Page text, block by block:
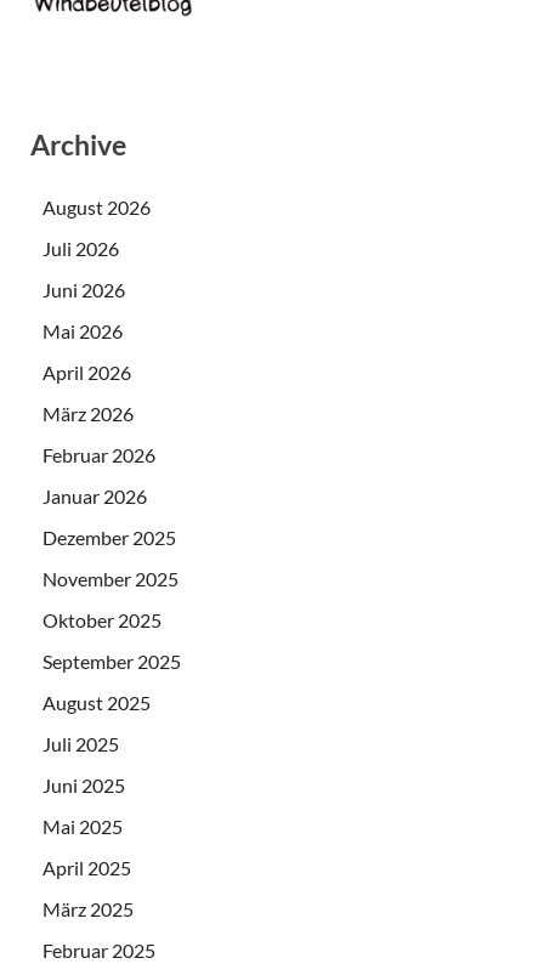
Archive
August 2026
Juli 2026
Juni 2026
Mai 2026
April 2026
März 2026
Februar 2026
Januar 2026
Dezember 2025
November 2025
Oktober 2025
September 2025
August 2025
Juli 2025
Juni 2025
Mai 2025
April 2025
März 2025
Februar 2025